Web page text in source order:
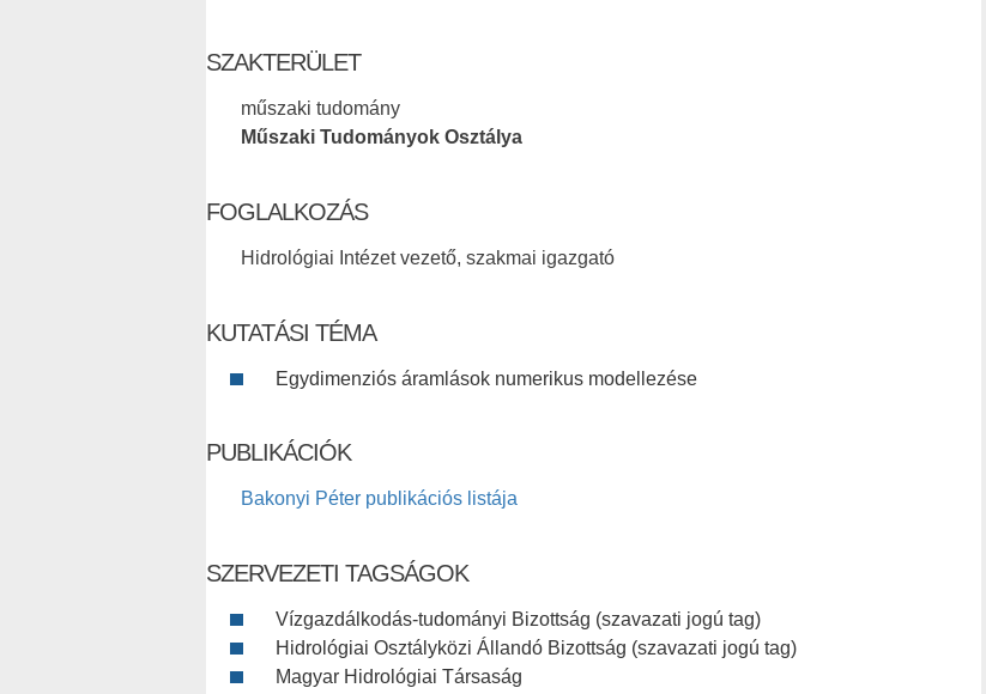
SZAKTERÜLET
műszaki tudomány
Műszaki Tudományok Osztálya
FOGLALKOZÁS
Hidrológiai Intézet vezető, szakmai igazgató
KUTATÁSI TÉMA
Egydimenziós áramlások numerikus modellezése
PUBLIKÁCIÓK
Bakonyi Péter publikációs listája
SZERVEZETI TAGSÁGOK
Vízgazdálkodás-tudományi Bizottság (szavazati jogú tag)
Hidrológiai Osztályközi Állandó Bizottság (szavazati jogú tag)
Magyar Hidrológiai Társaság